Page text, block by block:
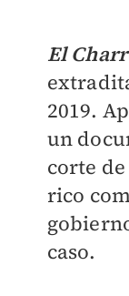
El
2019.
un
corte
rico
caso.